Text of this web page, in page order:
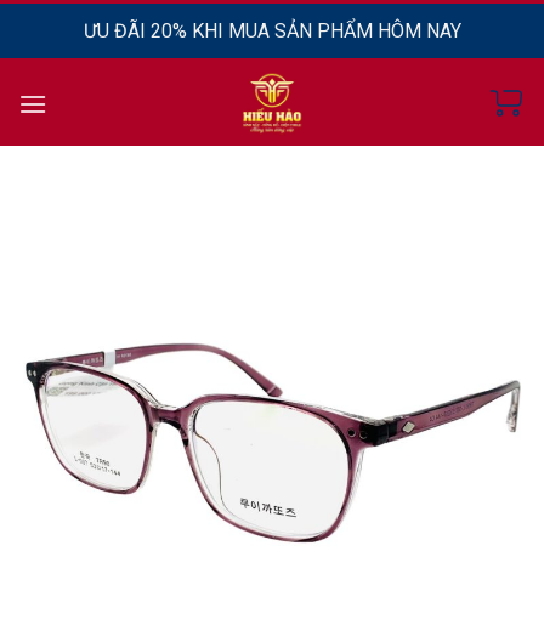
dung
ƯU ĐÃI 20% KHI MUA SẢN PHẨM HÔM NAY